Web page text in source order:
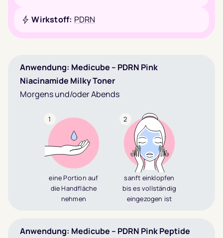
Wirkstoff: PDRN
Anwendung: Medicube – PDRN Pink
Niacinamide Milky Toner
Morgens und/oder Abends
1
eine Portion auf
die Handfläche
nehmen
2
sanft einklopfen
bis es vollständig
eingezogen ist
Anwendung: Medicube – PDRN Pink Peptide